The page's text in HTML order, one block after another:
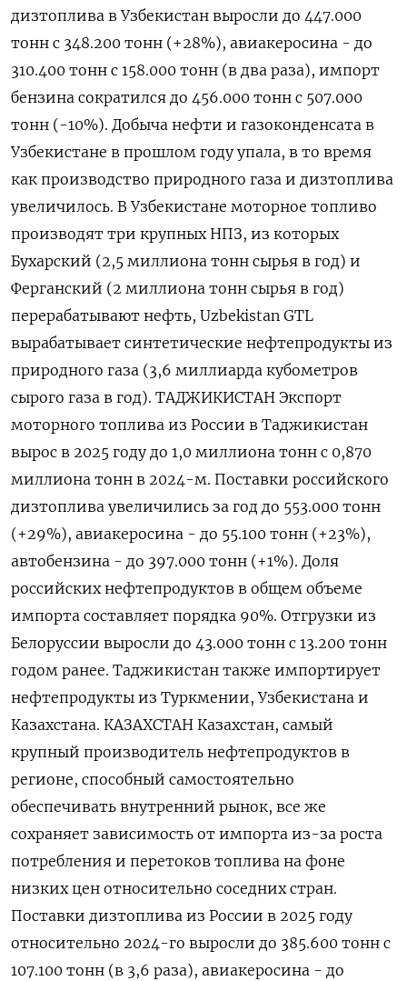
дизтоплива в Узбекистан выросли до ​447.000
тонн с 348.200 тонн (+28%), авиакеросина - до
310.400 тонн с 158.000 тонн (в два раза), импорт
бензина сократился до 456.000 тонн с 507.000
тонн (-10%). Добыча нефти и газоконденсата в
Узбекистане в прошлом году упала, в то время
как производство природного газа и дизтоплива
увеличилось. В Узбекистане моторное топливо
производят три крупных НПЗ, из которых
Бухарский (2,5 миллиона тонн сырья в год) и
Ферганский (2 миллиона тонн сырья в год)
перерабатывают нефть, Uzbekistan GTL
вырабатывает синтетические нефтепродукты из
природного газа (3,6 миллиарда кубометров
сырого ⁠газа в год). ТАДЖИКИСТАН Экспорт
моторного топлива из России в Таджикистан
вырос в 2025 году до 1,0 миллиона тонн с 0,870
миллиона тонн в 2024-м. Поставки российского
дизтоплива ‍увеличились за год до 553.000 тонн
(+29%), авиакеросина - до 55.100 тонн (+23%),
автобензина - до 397.000 тонн (+1%). Доля
российских нефтепродуктов в общем объеме
импорта составляет порядка 90%. Отгрузки из
Белоруссии выросли до 43.000 тонн с 13.200 тонн
годом ранее. Таджикистан также импортирует
нефтепродукты из Туркмении, Узбекистана и
Казахстана. КАЗАХСТАН Казахстан, самый
крупный производитель нефтепродуктов ‌в
регионе, способный самостоятельно
обеспечивать внутренний рынок, все же
сохраняет зависимость от импорта из-за роста
потребления и перетоков топлива на фоне
низких цен относительно соседних стран.
Поставки дизтоплива из России в 2025 году
относительно 2024-го выросли до 385.600 тонн с
107.100 тонн (в 3,6 раза), авиакеросина - до